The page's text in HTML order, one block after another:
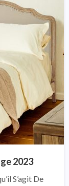
2023
S’agit De